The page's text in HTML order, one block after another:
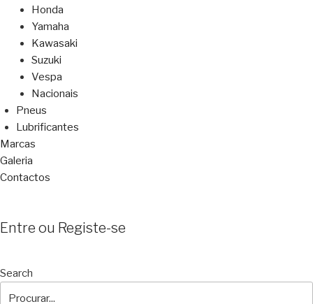
Honda
Yamaha
Kawasaki
Suzuki
Vespa
Nacionais
Pneus
Lubrificantes
Marcas
Galeria
Contactos
Entre ou Registe-se
Search